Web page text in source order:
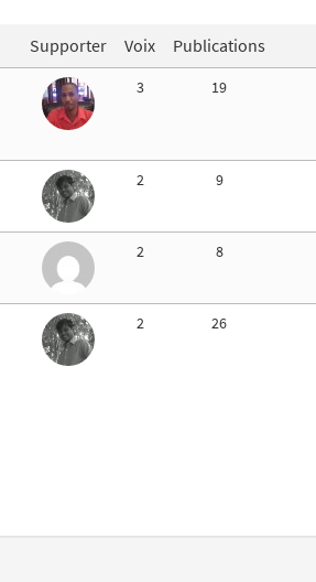
Supporter Voix Publications
3 19
2 9
2 8
2 26